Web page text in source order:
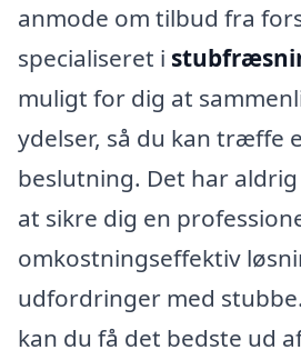
anmode om tilbud fra
specialiseret i
muligt for dig at
ydelser, så du kan træffe
beslutning. Det har
at sikre dig en
omkostningseffektiv
udfordringer med
kan du få det bedste ud